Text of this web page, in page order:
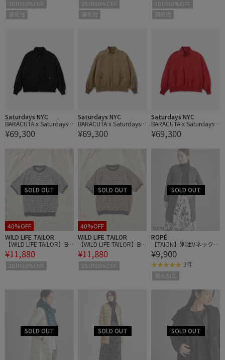
2BUY10%OFF
通気性
2BUY10%OFF
通気性
2BUY10%OFF
通気性
Saturdays NYC
BARACUTA x Saturdays N
YC Harrington Jacket
¥69,300
Saturdays NYC
BARACUTA x Saturdays N
YC Harrington Jacket
¥69,300
Saturdays NYC
BARACUTA x Saturdays N
YC Harrington Jacket
¥69,300
40%OFF
WILD LIFE TAILOR
【WILD LIFE TAILOR】BO
RDER KNIT S/S TEE
¥11,880
2BUY10%OFF
40%OFF
WILD LIFE TAILOR
【WILD LIFE TAILOR】BO
RDER KNIT S/S TEE
¥11,880
2BUY10%OFF
ROPÉ
【TAION】別注Vネックロ
ングダウンブルゾン
¥9,900
3件
撥水加工